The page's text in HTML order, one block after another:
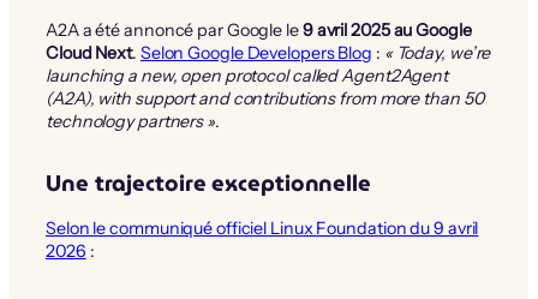
A2A a été annoncé par Google le9 avril 2025 au Google
Cloud Next. Selon Google Developers Blog : « Today, we’re
launching a new, open protocol called Agent2Agent
(A2A), with support and contributions from more than 50
technology partners ».
Une trajectoire exceptionnelle
Selon le communiqué officiel Linux Foundation du 9 avril
2026 :